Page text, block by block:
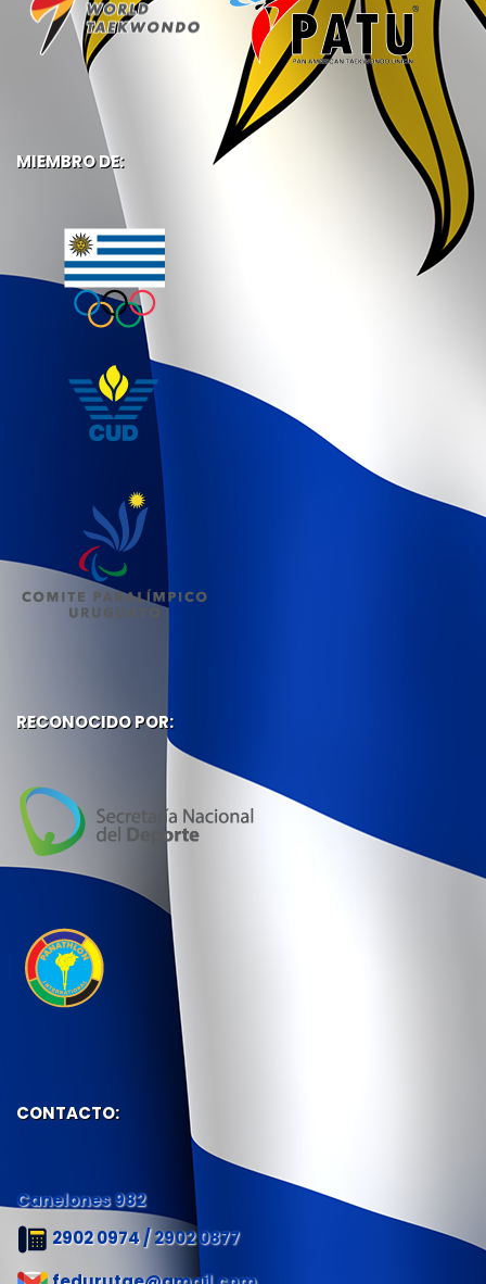
MIEMBRO DE:
RECONOCIDO POR:
CONTACTO:
Canelones 982
2902 0974 / 2902 0877